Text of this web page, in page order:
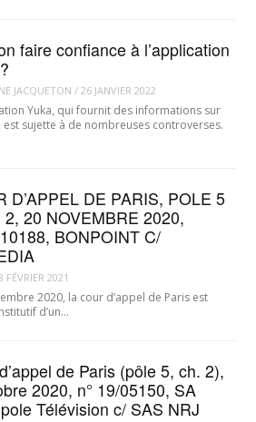
faire confiance à l’application
JACQUETON / 26 JANVIER 2022
Yuka, qui fournit des informations sur
sujette à de nombreuses controverses.
D’APPEL DE PARIS, POLE 5
2, 20 NOVEMBRE 2020,
BONPOINT C/
FÉVRIER 2021
2020, la cour d’appel de Paris est
d’un…
de Paris (pôle 5, ch. 2),
2020, n° 19/05150, SA
Télévision c/ SAS NRJ